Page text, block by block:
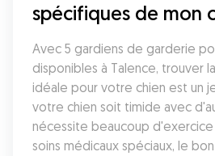
spécifiques de mon
Avec 5 gardiens de garderie
disponibles à Talence, trouver
idéale pour votre chien est un
votre chien soit timide avec
nécessite beaucoup
soins médicaux spéciaux, le